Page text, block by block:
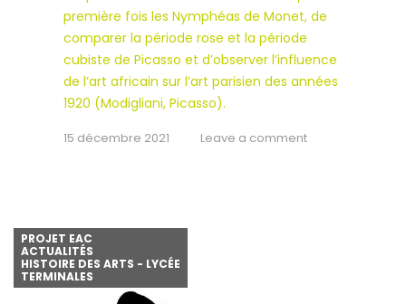
première fois les Nymphéas de Monet, de
comparer la période rose et la période
cubiste de Picasso et d’observer l’influence
de l’art africain sur l’art parisien des années
1920 (Modigliani, Picasso).
15 décembre 2021 Leave a comment
PROJET EAC
ACTUALITÉS
HISTOIRE DES ARTS - LYCÉE
TERMINALES